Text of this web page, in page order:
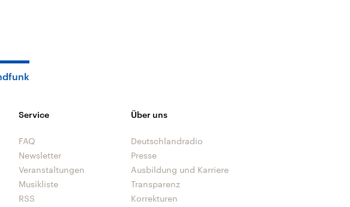
Service
FAQ
Newsletter
Veranstaltungen
Musikliste
RSS
Über uns
Deutschlandradio
Presse
Ausbildung und Karriere
Transparenz
Korrekturen